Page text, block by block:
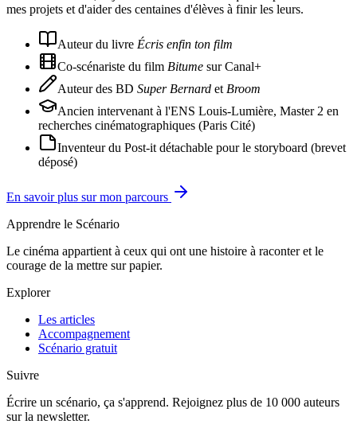
mes projets et d'aider des centaines d'élèves à finir les leurs.
Auteur du livre Écris enfin ton film
Co-scénariste du film Bitume sur Canal+
Auteur des BD Super Bernard et Broom
Ancien intervenant à l'ENS Louis-Lumière, Master 2 en
recherches cinématographiques (Paris Cité)
Inventeur du Post-it détachable pour le storyboard (brevet
déposé)
En savoir plus sur mon parcours
Apprendre le Scénario
Le cinéma appartient à ceux qui ont une histoire à raconter et le
courage de la mettre sur papier.
Explorer
Les articles
Accompagnement
Scénario gratuit
Suivre
Écrire un scénario, ça s'apprend. Rejoignez plus de 10 000 auteurs
sur la newsletter.